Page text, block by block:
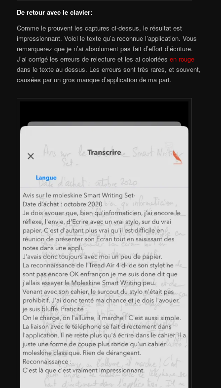
De retour avec le clavier:
Comme le prouvent les captures ci-dessus, le résultat est
impressionnant. Voici le texte qu’a reconnue l’application. Vous
remarquerez que je n’ai absolument pas fait d’effort d’écriture.
J’ai corrigé les erreurs de relecture et les ai coloriéesen rouge
dans le texte au dessus. Les erreurs sont très rares, et souvent,
causées par un gros manque d’application de ma part.